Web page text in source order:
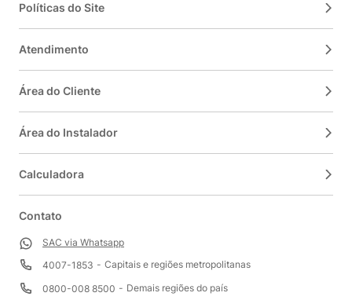
Políticas do Site
Atendimento
Área do Cliente
Área do Instalador
Calculadora
Contato
SAC via Whatsapp
4007-1853
Capitais e regiões metropolitanas
0800-008 8500
Demais regiões do país